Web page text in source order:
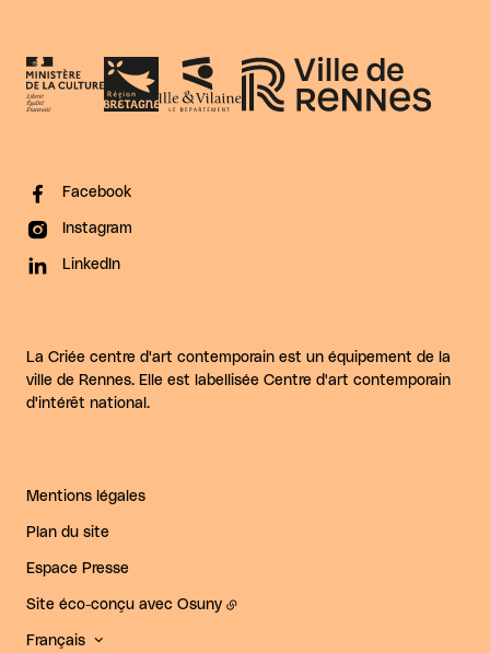
Facebook
Instagram
LinkedIn
La Criée centre d'art contemporain est un équipement de la
ville de Rennes. Elle est labellisée Centre d'art contemporain
d'intérêt national.
Mentions légales
Plan du site
Espace Presse
Site éco-conçu avec Osuny
Français